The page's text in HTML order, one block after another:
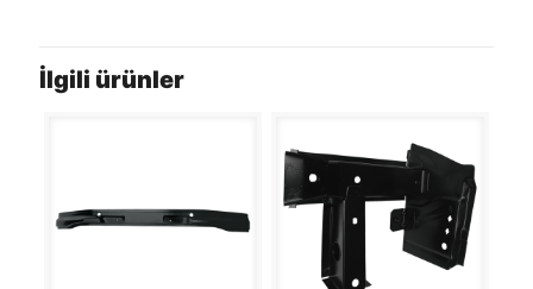
İlgili ürünler